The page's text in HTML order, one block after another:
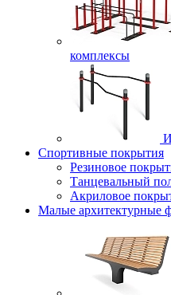
комплексы
Спортивные покрытия
Резиновое
Танцевальный
Акриловое
Малые архитектурные